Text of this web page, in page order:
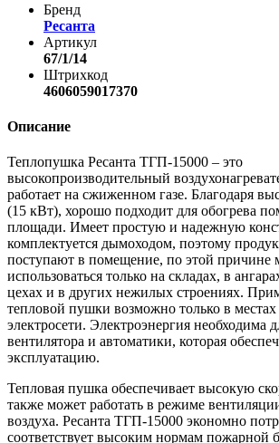
Бренд
Ресанта
Артикул
67/1/14
Штрихкод
4606059017370
Описание
Теплопушка Ресанта ТГП-15000 – это
высокопроизводительный
работает на сжиженном газе. Благодаря
(15 кВт), хорошо подходит для обогрева
площади. Имеет простую и надежную
комплектуется дымоходом, поэтому
поступают в помещение, по этой причине
использоваться только на складах, в
цехах и в других нежилых строениях.
тепловой пушки возможно только в
электросети. Электроэнергия необходима
вентилятора и автоматики, которая
эксплуатацию.
Тепловая пушка обеспечивает высокую
также может работать в режиме
воздуха. Ресанта ТГП-15000 экономно
соответствует высоким нормам пожарной